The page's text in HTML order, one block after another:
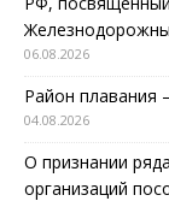
06.08.2026
Район плавания
04.08.2026
О признании
организаций